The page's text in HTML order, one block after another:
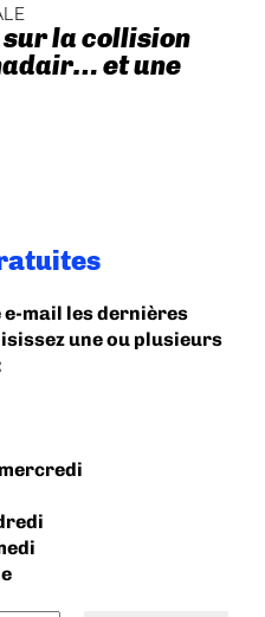
sur la collision
et une
e-mail les dernières
une ou plusieurs